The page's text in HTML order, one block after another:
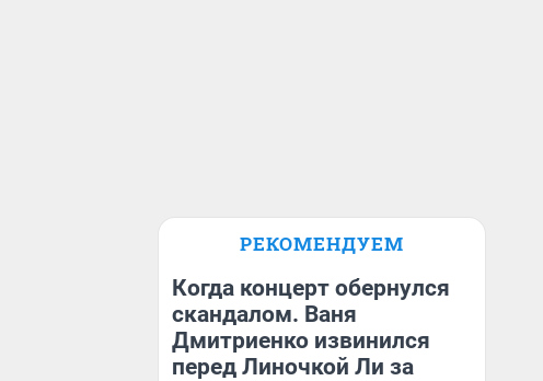
РЕКОМЕНДУЕМ
Когда концерт обернулся
скандалом. Ваня
Дмитриенко извинился
перед Линочкой Ли за